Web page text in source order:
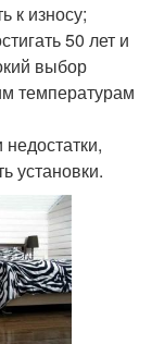
к износу;
50 лет и
выбор
температурам
установки.